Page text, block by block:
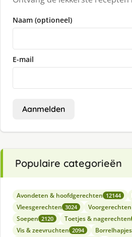
Naam (optioneel)
E-mail
Aanmelden
Populaire categorieën
Avondeten & hoofdgerechten 12144
Vleesgerechten 3024
Soepen 2120 Toetjes & nagerechten
Vis & zeevruchten 2094